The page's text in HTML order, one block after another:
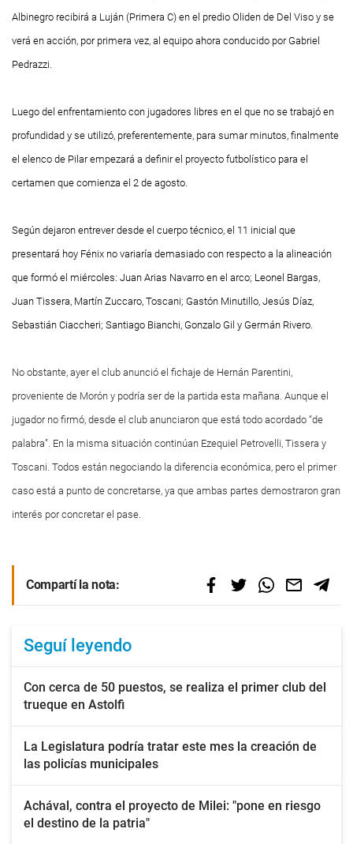
Albinegro recibirá a Luján (Primera C) en el predio Oliden de Del Viso y se
verá en acción, por primera vez, al equipo ahora conducido por Gabriel
Pedrazzi.
Luego del enfrentamiento con jugadores libres en el que no se trabajó en
profundidad y se utilizó, preferentemente, para sumar minutos, finalmente
el elenco de Pilar empezará a definir el proyecto futbolístico para el
certamen que comienza el 2 de agosto.
Según dejaron entrever desde el cuerpo técnico, el 11 inicial que
presentará hoy Fénix no variaría demasiado con respecto a la alineación
que formó el miércoles: Juan Arias Navarro en el arco; Leonel Bargas,
Juan Tissera, Martín Zuccaro, Toscani; Gastón Minutillo, Jesús Díaz,
Sebastián Ciaccheri; Santiago Bianchi, Gonzalo Gil y Germán Rivero.
No obstante, ayer el club anunció el fichaje de Hernán Parentini,
proveniente de Morón y podría ser de la partida esta mañana. Aunque el
jugador no firmó, desde el club anunciaron que está todo acordado “de
palabra”. En la misma situación continúan Ezequiel Petrovelli, Tissera y
Toscani. Todos están negociando la diferencia económica, pero el primer
caso está a punto de concretarse, ya que ambas partes demostraron gran
interés por concretar el pase.
Compartí la nota:
Seguí leyendo
Con cerca de 50 puestos, se realiza el primer club del
trueque en Astolfi
La Legislatura podría tratar este mes la creación de
las policías municipales
Achával, contra el proyecto de Milei: "pone en riesgo
el destino de la patria"